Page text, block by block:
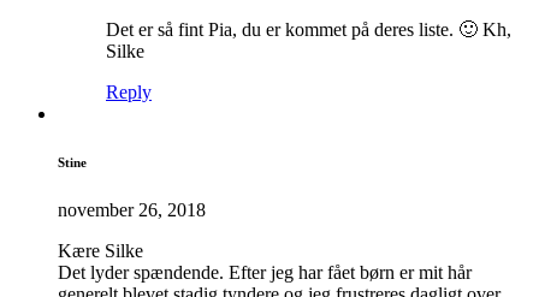
Det er så fint Pia, du er kommet på deres liste. 🙂 Kh,
Silke
Reply
Stine
november 26, 2018
Kære Silke
Det lyder spændende. Efter jeg har fået børn er mit hår